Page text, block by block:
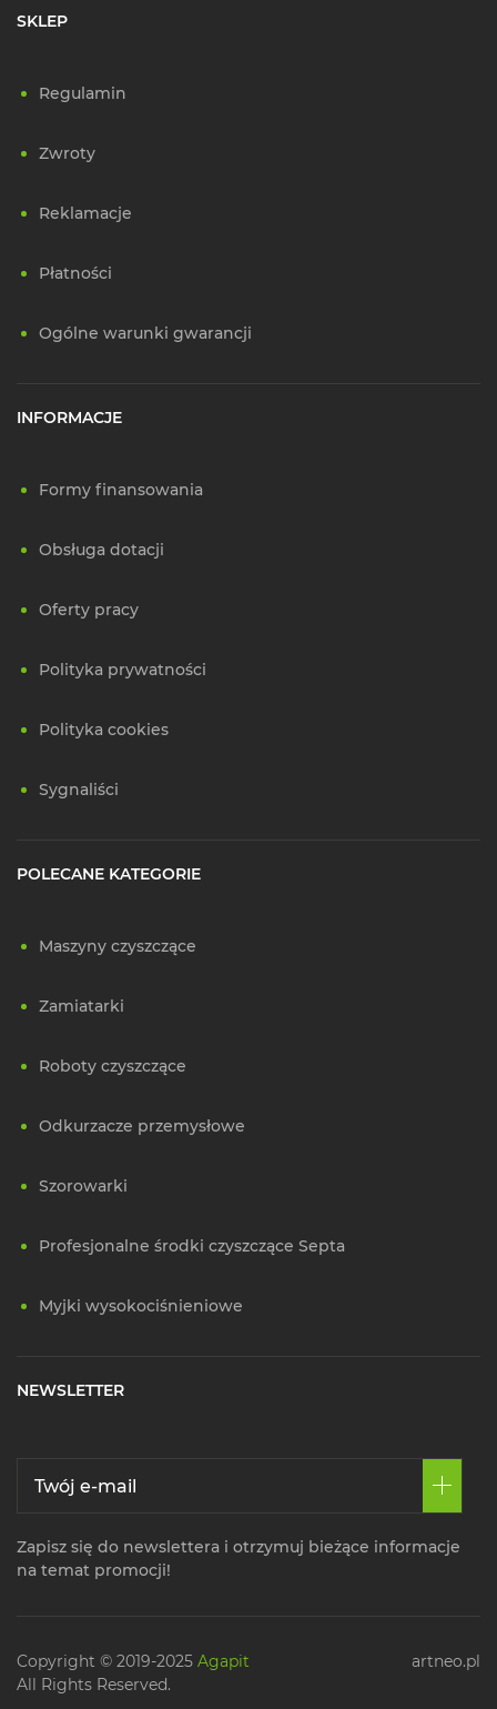
SKLEP
Regulamin
Zwroty
Reklamacje
Płatności
Ogólne warunki gwarancji
INFORMACJE
Formy finansowania
Obsługa dotacji
Oferty pracy
Polityka prywatności
Polityka cookies
Sygnaliści
POLECANE KATEGORIE
Maszyny czyszczące
Zamiatarki
Roboty czyszczące
Odkurzacze przemysłowe
Szorowarki
Profesjonalne środki czyszczące Septa
Myjki wysokociśnieniowe
NEWSLETTER
Zapisz się do newslettera i otrzymuj bieżące informacje
na temat promocji!
Copyright © 2019-2025 Agapit
All Rights Reserved.
artneo.pl